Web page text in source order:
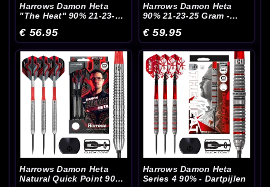
Harrows Damon Heta
"The Heat" 90% 21-23-25
€ 56.95
Harrows Damon Heta
90% 21-23-25 Gram -
€ 59.95
Harrows Damon Heta
Natural Quick Point 90%
Harrows Damon Heta
Series 4 90% - Dartpijlen